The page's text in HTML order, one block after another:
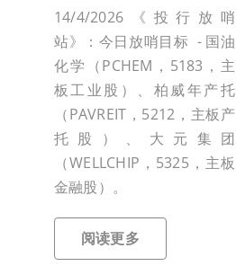
14/4/2026《投行放哨
站》：今日放哨目标 - 国油
化学（PCHEM，5183，主
板工业股）、柏威年产托
（PAVREIT，5212，主板产
托股）、大元集团
（WELLCHIP，5325，主板
金融股）。
阅读更多